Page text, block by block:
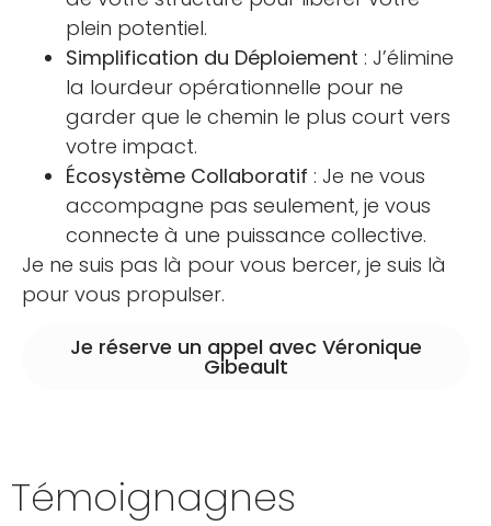
plein potentiel.
Simplification du Déploiement : J’élimine
la lourdeur opérationnelle pour ne
garder que le chemin le plus court vers
votre impact.
Écosystème Collaboratif : Je ne vous
accompagne pas seulement, je vous
connecte à une puissance collective.
Je ne suis pas là pour vous bercer, je suis là
pour vous propulser.
Je réserve un appel avec Véronique
Gibeault
Témoignagnes